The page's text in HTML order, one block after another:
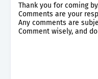
Thank you for coming
Comments are your
Any comments are
Comment wisely, and